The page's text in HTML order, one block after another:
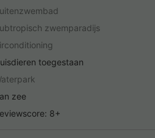
zwemparadijs
toegestaan
zee
8+